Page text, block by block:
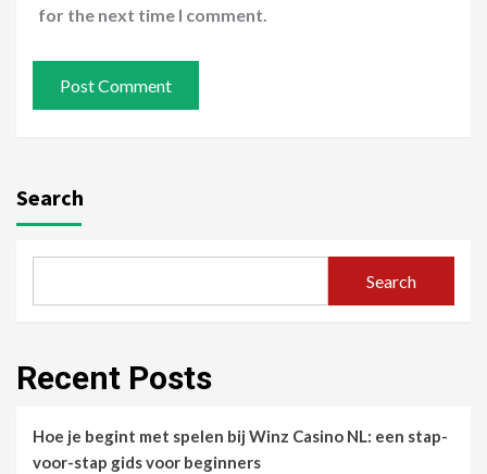
for the next time I comment.
Search
Search
Recent Posts
Hoe je begint met spelen bij Winz Casino NL: een stap-
voor-stap gids voor beginners